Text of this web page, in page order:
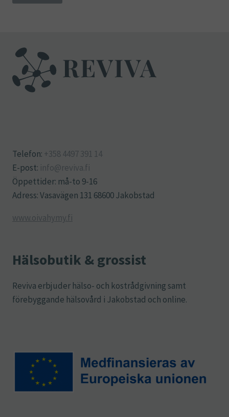
Telefon: +358 4497 391 14
E-post: info@reviva.fi
Öppettider: må-to 9-16
Adress: Vasavägen 131 68600 Jakobstad
www.oivahymy.fi
Hälsobutik & grossist
Reviva erbjuder hälso- och kostrådgivning samt
förebyggande hälsovård i Jakobstad och online.